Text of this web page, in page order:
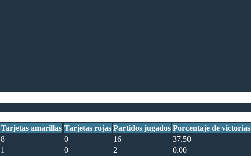
Tarjetas amarillas Tarjetas rojas Partidos jugados Porcentaje de victorias
8 0 16 37.50
1 0 2 0.00